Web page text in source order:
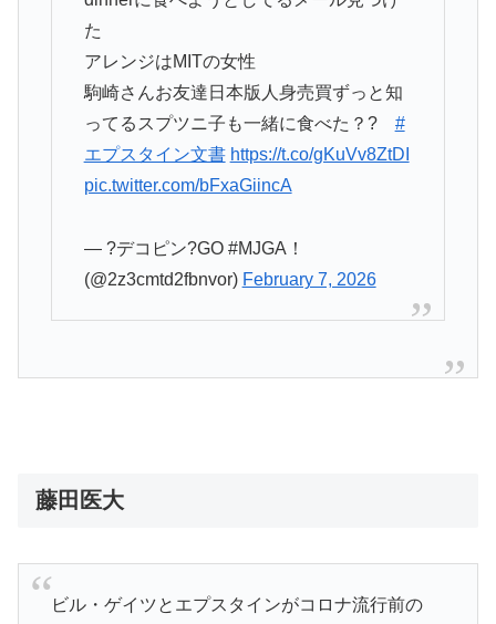
た
アレンジはMITの女性
駒崎さんお友達日本版人身売買ずっと知
ってるスプツニ子も一緒に食べた？? #
エプスタイン文書 https://t.co/gKuVv8ZtDI
pic.twitter.com/bFxaGiincA
— ?デコピン?GO #MJGA！
(@2z3cmtd2fbnvor) February 7, 2026
藤田医大
ビル・ゲイツとエプスタインがコロナ流行前の